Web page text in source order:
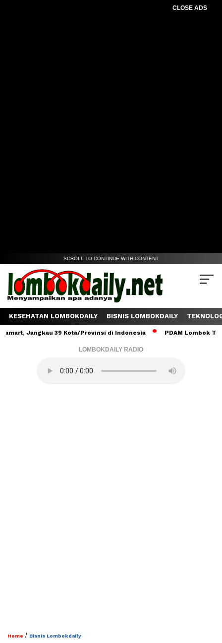
CLOSE ADS
SCROLL TO CONTINUE WITH CONTENT
KESEHATAN LOMBOKDAILY BISNIS LOMBOKDAILY
Jangkau 39 Kota/Provinsi di Indonesia PDAM Lombok Tengah
LOMBOKDAILY RADIO
Home / Bisnis Lombokdaily